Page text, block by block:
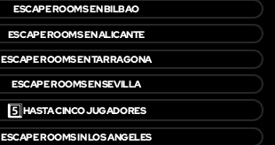
ESCAPE ROOMS EN BILBAO
ESCAPE ROOMS EN ALICANTE
ESCAPE ROOMS EN TARRAGONA
ESCAPE ROOMS EN SEVILLA
5️⃣HASTA CINCO JUGADORES
ESCAPE ROOMS IN LOS ANGELES